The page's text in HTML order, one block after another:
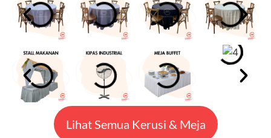
Lihat Semua Kerusi & Meja